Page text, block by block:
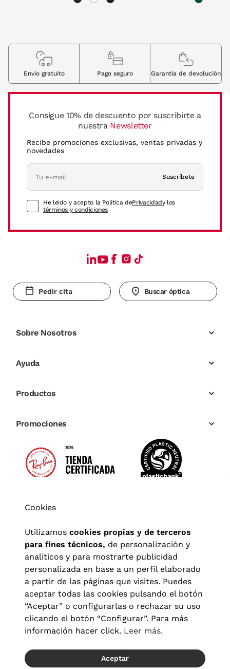
Consigue 10% de descuento por suscribirte a
nuestra Newsletter
Recibe promociones exclusivas, ventas privadas y
novedades
Suscríbete
He leído y acepto la Política dePrivacidady los
términos y condiciones
Envio gratuito Pago seguro Garantia de devolución
Pedir cita Buscar óptica
Sobre Nosotros
Ayuda
Productos
Promociones
Aviso legal| Política de privacidad Términos y condiciones
Política de cookies|Configuración de cookies
© 2026 Visionlab España
Cookies
Utilizamos cookies propias y de terceros
para fines técnicos, de personalización y
analíticos y para mostrarte publicidad
personalizada en base a un perfil elaborado
a partir de las páginas que visites. Puedes
aceptar todas las cookies pulsando el botón
“Aceptar” o configurarlas o rechazar su uso
clicando el botón “Configurar”. Para más
información hacer click. Leer más.
Aceptar